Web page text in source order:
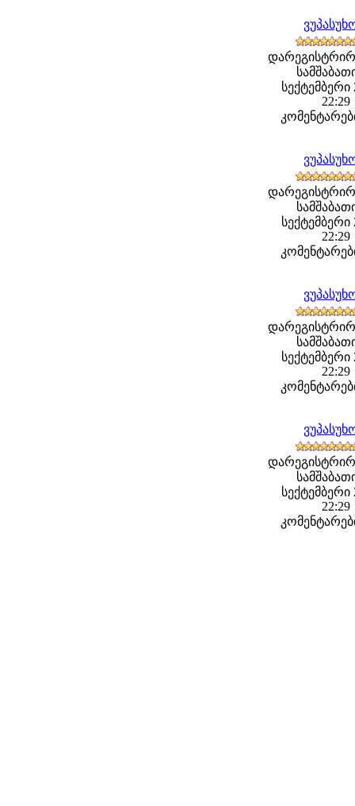
სექტემბერი
22:29
სექტემბერი
22:29
სექტემბერი
22:29
სექტემბერი
22:29